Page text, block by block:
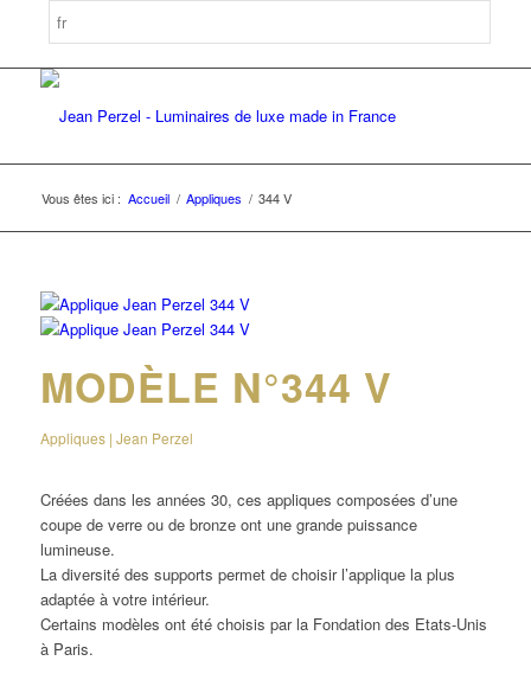
Vous êtes ici : Accueil / Appliques / 344 V
MODÈLE N°344 V
Appliques | Jean Perzel
Créées dans les années 30, ces appliques composées d’une
coupe de verre ou de bronze ont une grande puissance
lumineuse.
La diversité des supports permet de choisir l’applique la plus
adaptée à votre intérieur.
Certains modèles ont été choisis par la Fondation des Etats-Unis
à Paris.